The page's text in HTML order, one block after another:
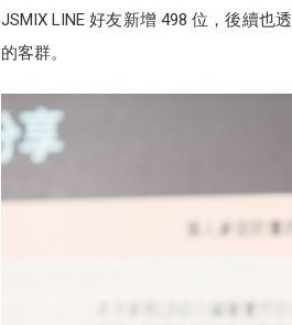
JSMIX LINE 好友新增 498 位，後續也
的客群。